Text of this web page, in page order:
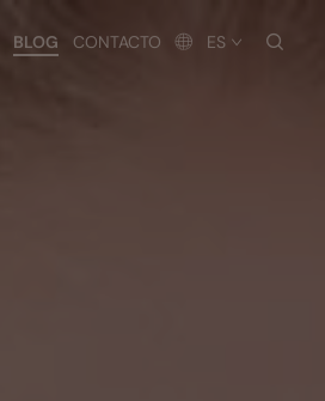
BLOG CONTACTO ES